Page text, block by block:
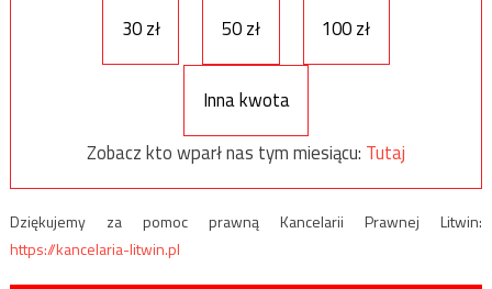
30 zł
50 zł 100 zł
Inna kwota
Zobacz kto wparł nas tym miesiącu: Tutaj
Dziękujemy za pomoc prawną Kancelarii Prawnej Litwin:
https://kancelaria-litwin.pl